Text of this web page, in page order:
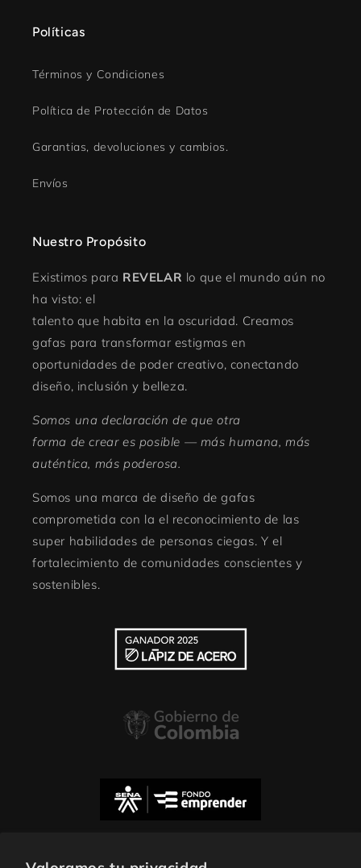
Políticas
Términos y Condiciones
Política de Protección de Datos
Garantias, devoluciones y cambios.
Envíos
Nuestro Propósito
Existimos para REVELAR lo que el mundo aún no
ha visto: el
talento que habita en la oscuridad. Creamos
gafas para transformar estigmas en
oportunidades de poder creativo, conectando
diseño, inclusión y belleza.
Somos una declaración de que otra
forma de crear es posible — más humana, más
auténtica, más poderosa.
Somos una marca de diseño de gafas
comprometida con la el reconocimiento de las
super habilidades de personas ciegas. Y el
fortalecimiento de comunidades conscientes y
sostenibles.